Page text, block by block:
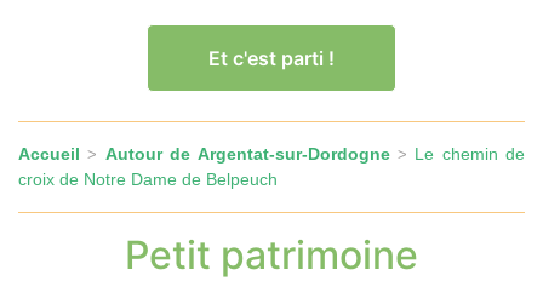
Et c'est parti !
Accueil > Autour de Argentat-sur-Dordogne> Le chemin de
croix de Notre Dame de Belpeuch
Petit patrimoine